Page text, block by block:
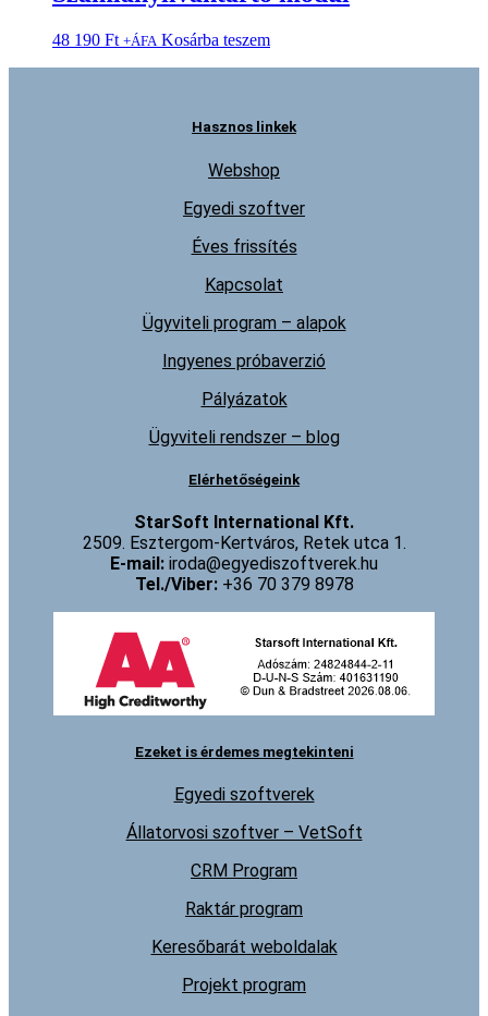
48 190 Ft +ÁFA Kosárba teszem
Hasznos linkek
Webshop
Egyedi szoftver
Éves frissítés
Kapcsolat
Ügyviteli program – alapok
Ingyenes próbaverzió
Pályázatok
Ügyviteli rendszer – blog
Elérhetőségeink
StarSoft International Kft.
2509. Esztergom-Kertváros, Retek utca 1.
E-mail: iroda@egyediszoftverek.hu
Tel./Viber:+36 70 379 8978
Ezeket is érdemes megtekinteni
Egyedi szoftverek
Állatorvosi szoftver – VetSoft
CRM Program
Raktár program
Keresőbarát weboldalak
Projekt program